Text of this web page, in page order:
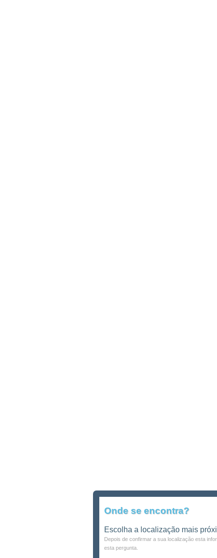
Onde se encontra?
Escolha a localização mais
Depois de confirmar a sua localização esta
esta pergunta.